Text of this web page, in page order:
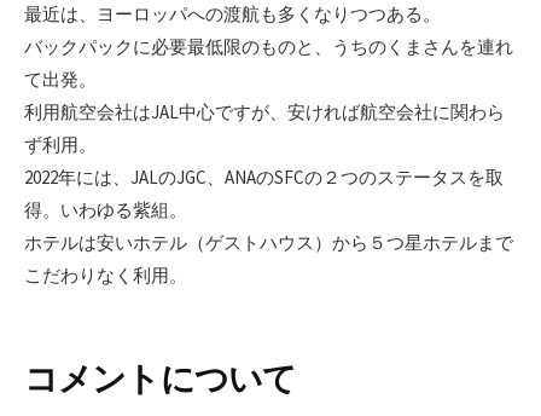
最近は、ヨーロッパへの渡航も多くなりつつある。
バックパックに必要最低限のものと、うちのくまさんを連れ
て出発。
利用航空会社はJAL中心ですが、安ければ航空会社に関わら
ず利用。
2022年には、JALのJGC、ANAのSFCの２つのステータスを取
得。いわゆる紫組。
ホテルは安いホテル（ゲストハウス）から５つ星ホテルまで
こだわりなく利用。
コメントについて